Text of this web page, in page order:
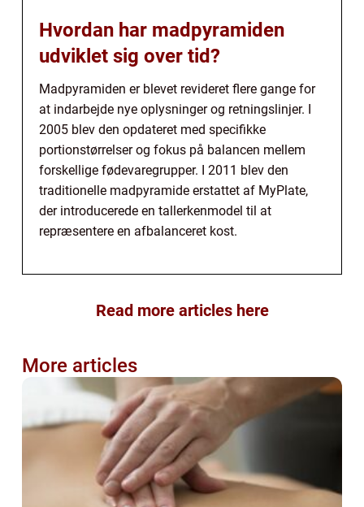
Hvordan har madpyramiden
udviklet sig over tid?
Madpyramiden er blevet revideret flere gange for
at indarbejde nye oplysninger og retningslinjer. I
2005 blev den opdateret med specifikke
portionstørrelser og fokus på balancen mellem
forskellige fødevaregrupper. I 2011 blev den
traditionelle madpyramide erstattet af MyPlate,
der introducerede en tallerkenmodel til at
repræsentere en afbalanceret kost.
Read more articles here
More articles